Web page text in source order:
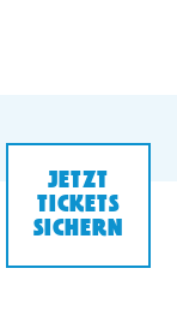
JETZT
TICKETS
SICHERN